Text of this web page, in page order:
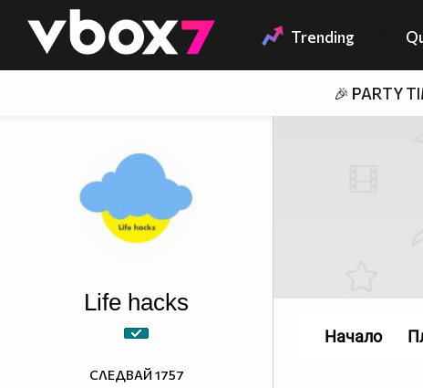
👾 Trending
🎉 PARTY
Life hacks
СЛЕДВАЙ 1757
Начало